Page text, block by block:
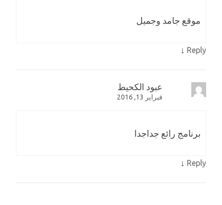
موقع جامد وجميل
Reply
↓
عبود الكحيط
فبراير 13, 2016
برنامج رائع جداجدا
Reply
↓